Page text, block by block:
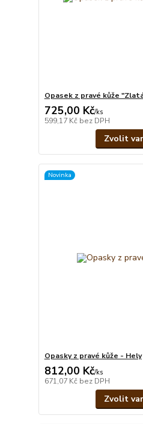
Opasek z pravé kůže
725,00 Kč/ks
599,17 Kč bez DPH
Zvolit
Novinka
Opasky z pravé kůže - Hely
812,00 Kč/ks
671,07 Kč bez DPH
Zvolit